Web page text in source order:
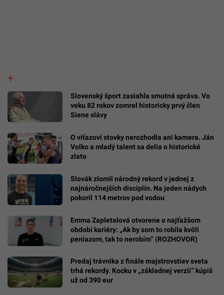
Slovenský šport zasiahla smutná správa. Vo
veku 82 rokov zomrel historicky prvý člen
Siene slávy
O víťazovi stovky nerozhodla ani kamera. Ján
Volko a mladý talent sa delia o historické
zlato
Slovák zlomil národný rekord v jednej z
najnáročnejších disciplín. Na jeden nádych
pokoril 114 metrov pod vodou
Emma Zapletalová otvorene o najťažšom
období kariéry: „Ak by som to robila kvôli
peniazom, tak to nerobím“ (ROZHOVOR)
Predaj trávnika z finále majstrovstiev sveta
trhá rekordy. Kocku v „základnej verzii“ kúpiš
už od 390 eur